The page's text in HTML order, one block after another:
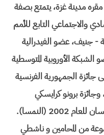
مدينة غزة، يتمتع بصفة
والاجتماعي التابع للأمم
- جنيف، عضو الفيدرالية
الأوروبية المتوسطية
الجمهورية الفرنسية
1996 (فرنسا)، وجائزة برونو كرايسكي
للإنجازات المتميزة في ميدان حقوق الإنسان للعام 2002 (النمسا).
من قبل مجموعة من المحامين و ناشطي